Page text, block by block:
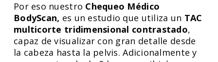
Por eso nuestro Chequeo Médico
BodyScan, es un estudio que utiliza un TAC
multicorte tridimensional contrastado,
capaz de visualizar con gran detalle desde
la cabeza hasta la pelvis. Adicionalmente y